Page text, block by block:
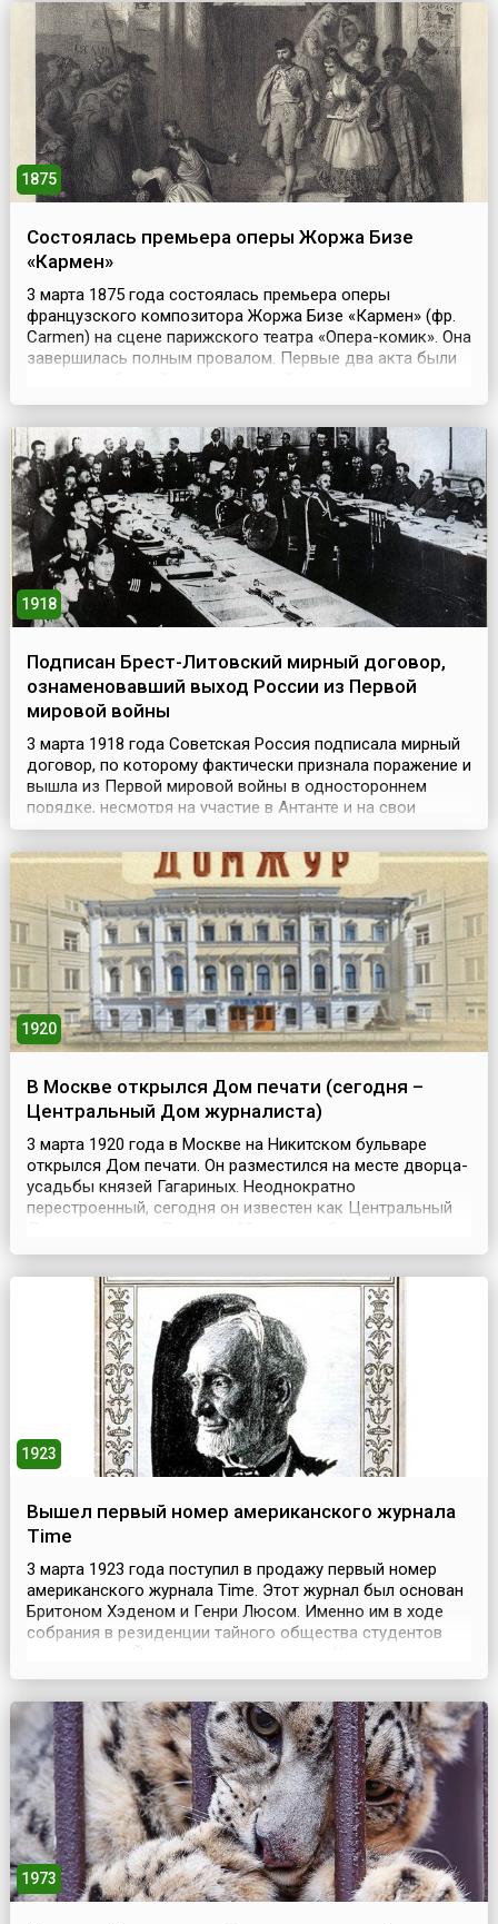
престол в 1855 году, был одушевлен самым искренним
намерени...
1875
Состоялась премьера оперы Жоржа Бизе
«Кармен»
3 марта 1875 года состоялась премьера оперы
французского композитора Жоржа Бизе «Кармен» (фр.
Carmen) на сцене парижского театра «Опера-комик». Она
завершилась полным провалом. Первые два акта были
во время четвертого же в зале воцарилось ледяное
музыку – в чрезмерной «учености», бесцветнос...
1918
Подписан Брест-Литовский мирный договор,
ознаменовавший выход России из Первой
мировой войны
3 марта 1918 года Советская Россия подписала мирный
договор, по которому фактически признала поражение и
вышла из Первой мировой войны в одностороннем
порядке, несмотря на участие в Антанте и на свои
обязательства перед союзниками. Этот сепаратный мир
вошёл в историю под названием Брест-Литовский
мирный договор, или Брестский мир, так как заключение
его проходило в городе Брест-Литовске.Напомн...
1920
В Москве открылся Дом печати (сегодня –
Центральный Дом журналиста)
3 марта 1920 года в Москве на Никитском бульваре
открылся Дом печати. Он разместился на месте дворца-
усадьбы князей Гагариных. Неоднократно
перестроенный, сегодня он известен как Центральный
А.М. Щербиной, дочери княгини Екатерины Дашковой,
особняк перешел во владение графини Головкиной. В ...
1923
Вышел первый номер американского журнала
Time
3 марта 1923 года поступил в продажу первый номер
американского журнала Time. Этот журнал был основан
Бритоном Хэденом и Генри Люсом. Именно им в ходе
собрания в резиденции тайного общества студентов
пришла идея создать журнал. Это был первый в мире
предусматривал несколько десятков статей, которые
ре...
1973